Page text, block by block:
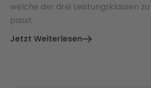
welche der drei Leistungsklassen
passt.
Jetzt Weiterlesen